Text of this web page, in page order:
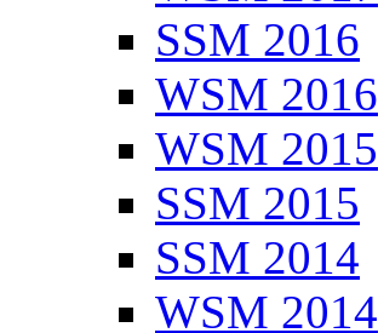
SSM 2016
WSM 2016
WSM 2015
SSM 2015
SSM 2014
WSM 2014